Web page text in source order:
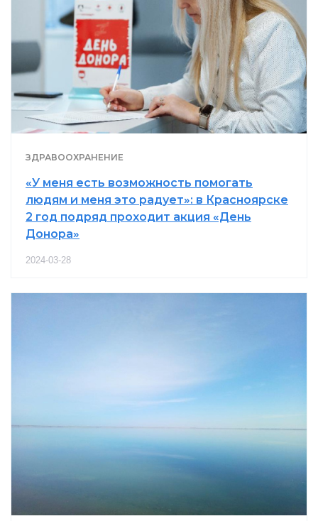
ЗДРАВООХРАНЕНИЕ
«У меня есть возможность помогать
людям и меня это радует»: в Красноярске
2 год подряд проходит акция «День
Донора»
2024-03-28